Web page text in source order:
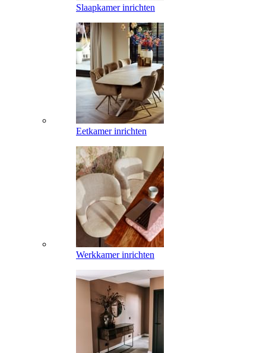
Slaapkamer inrichten
Eetkamer inrichten
Werkkamer inrichten